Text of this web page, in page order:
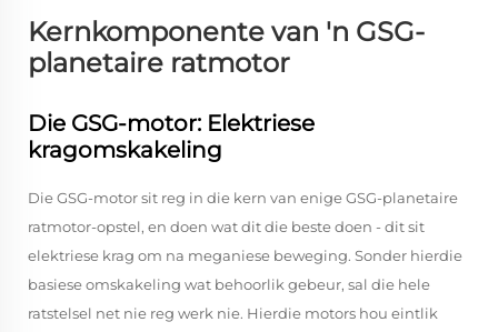
Kernkomponente van 'n GSG-
planetaire ratmotor
Die GSG-motor: Elektriese
kragomskakeling
Die GSG-motor sit reg in die kern van enige GSG-planetaire
ratmotor-opstel, en doen wat dit die beste doen - dit sit
elektriese krag om na meganiese beweging. Sonder hierdie
basiese omskakeling wat behoorlik gebeur, sal die hele
ratstelsel net nie reg werk nie. Hierdie motors hou eintlik